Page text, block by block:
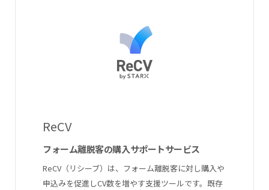
ReCV
フォーム離脱客の購入サポートサービス
ReCV（リシーブ）は、フォーム離脱客に対し購入や
申込みを促進しCV数を増やす支援ツールです。既存